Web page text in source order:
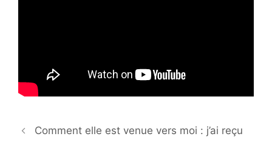
Comment elle est venue vers moi : j’ai reçu